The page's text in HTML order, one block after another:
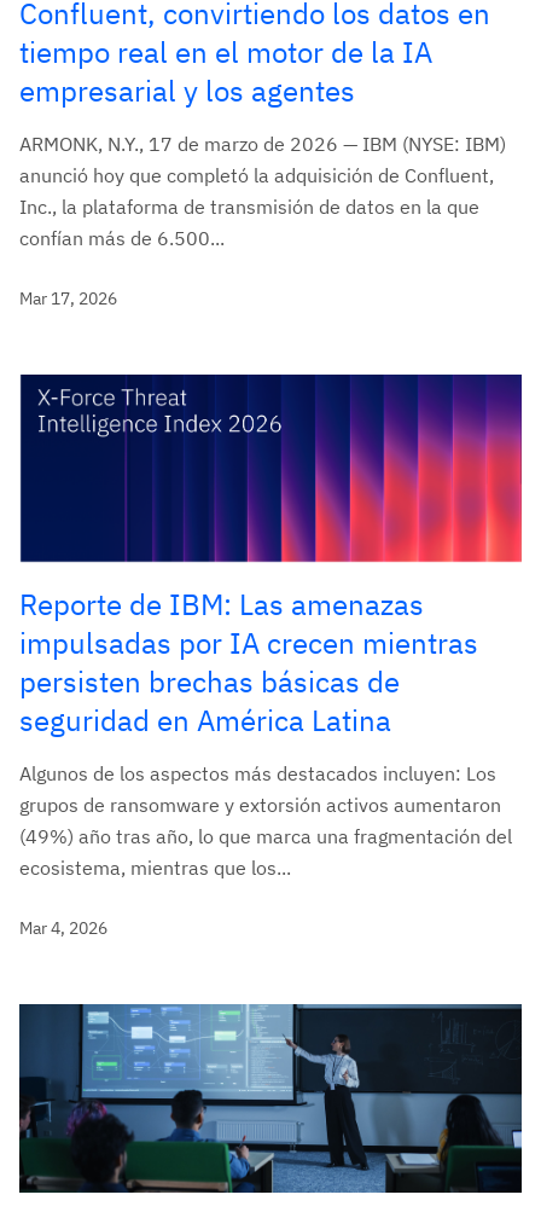
Confluent, convirtiendo los datos en
tiempo real en el motor de la IA
empresarial y los agentes
ARMONK, N.Y., 17 de marzo de 2026 — IBM (NYSE: IBM)
anunció hoy que completó la adquisición de Confluent,
Inc., la plataforma de transmisión de datos en la que
confían más de 6.500...
Mar 17, 2026
Reporte de IBM: Las amenazas
impulsadas por IA crecen mientras
persisten brechas básicas de
seguridad en América Latina
Algunos de los aspectos más destacados incluyen: Los
grupos de ransomware y extorsión activos aumentaron
(49%) año tras año, lo que marca una fragmentación del
ecosistema, mientras que los...
Mar 4, 2026